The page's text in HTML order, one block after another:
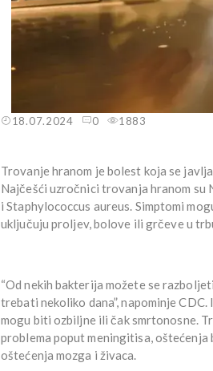
18.07.2024 0 1883
Trovanje hranom je bolest koja se
Najčešći uzročnici trovanja hranom su
i Staphylococcus aureus. Simptomi
uključuju proljev, bolove ili grčeve u
“Od nekih bakterija možete se
trebati nekoliko dana”, napominje
mogu biti ozbiljne ili čak smrtonosne.
problema poput meningitisa,
oštećenja mozga i živaca.